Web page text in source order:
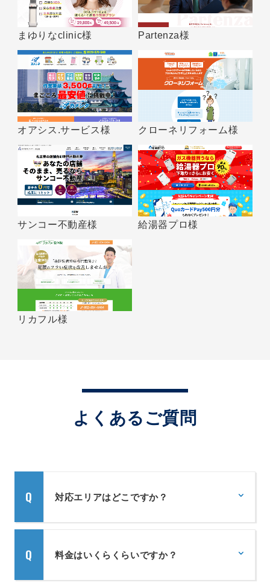
まゆりなclinic様 Partenza様
オアシス.サービス様 クローネリフォーム様
サンコー不動産様 給湯器プロ様
リカフル様
よくあるご質問
対応エリアはどこですか？
料金はいくらくらいですか？